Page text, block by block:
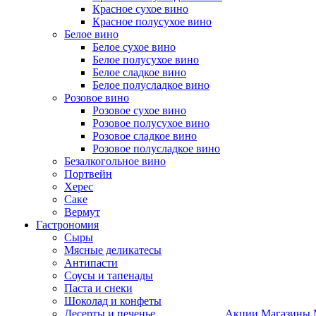
Красное сухое вино
Красное полусухое вино
Белое вино
Белое сухое вино
Белое полусухое вино
Белое сладкое вино
Белое полусладкое вино
Розовое вино
Розовое сухое вино
Розовое полусухое вино
Розовое сладкое вино
Розовое полусладкое вино
Безалкогольное вино
Портвейн
Херес
Саке
Вермут
Гастрономия
Сыры
Мясные деликатесы
Антипасти
Соусы и тапенады
Паста и снеки
Шоколад и конфеты
Десерты и печенье
Акции Магазины